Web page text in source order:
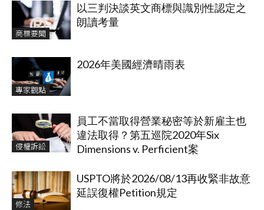
商標要聞
以三判決談英文商標與識別性認定之
朗讀考量
專家觀點
2026年美國經濟晴雨表
侵權訴訟
員工不當取得營業秘密等於新雇主也
違法取得？第五巡院2020年Six
Dimensions v. Perficient案
修法
USPTO將於2026/08/13再收緊非故意
延誤復權Petition規定